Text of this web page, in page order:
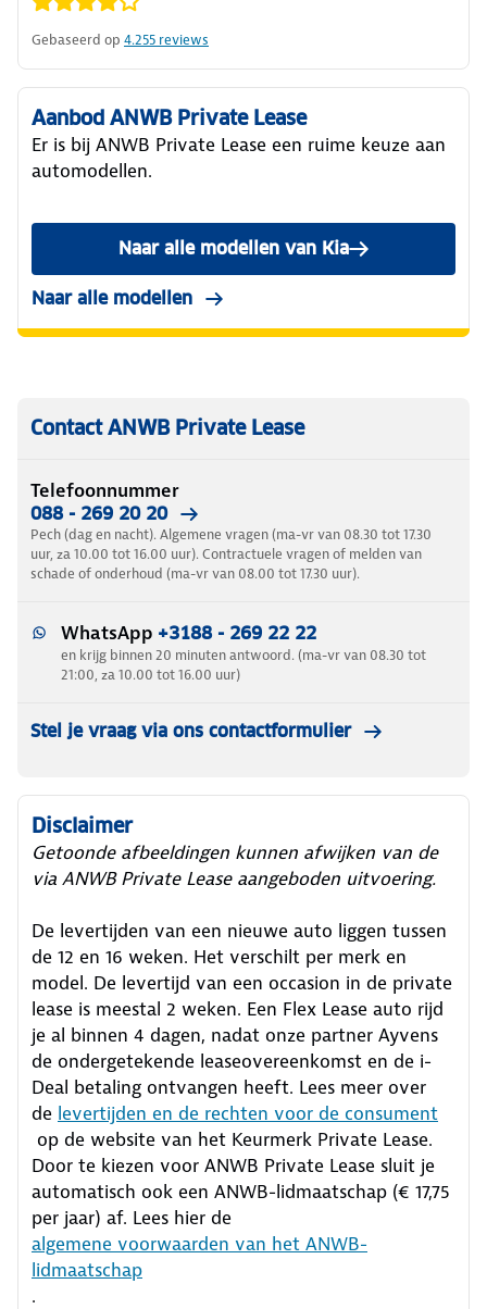
Gebaseerd op 4.255 reviews
Aanbod ANWB Private Lease
Er is bij ANWB Private Lease een ruime keuze aan
automodellen.
Naar alle modellen van Kia
Naar alle modellen
Contact ANWB Private Lease
Telefoonnummer
088 - 269 20 20
Pech (dag en nacht). Algemene vragen (ma-vr van 08.30 tot 17.30
uur, za 10.00 tot 16.00 uur). Contractuele vragen of melden van
schade of onderhoud (ma-vr van 08.00 tot 17.30 uur).
WhatsApp +3188 - 269 22 22
en krijg binnen 20 minuten antwoord. (ma-vr van 08.30 tot
21:00, za 10.00 tot 16.00 uur)
Stel je vraag via ons contactformulier
Disclaimer
Getoonde afbeeldingen kunnen afwijken van de
via ANWB Private Lease aangeboden uitvoering.
De levertijden van een nieuwe auto liggen tussen
de 12 en 16 weken. Het verschilt per merk en
model. De levertijd van een occasion in de private
lease is meestal 2 weken. Een Flex Lease auto rijd
je al binnen 4 dagen, nadat onze partner Ayvens
de ondergetekende leaseovereenkomst en de i-
Deal betaling ontvangen heeft. Lees meer over
de levertijden en de rechten voor de consument
op de website van het Keurmerk Private Lease.
Door te kiezen voor ANWB Private Lease sluit je
automatisch ook een ANWB-lidmaatschap (€ 17,75
per jaar) af. Lees hier de
algemene voorwaarden van het ANWB-
lidmaatschap
.